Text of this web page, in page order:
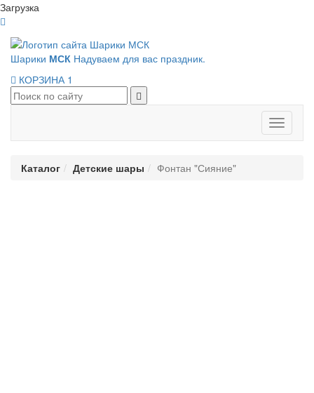
Загрузка
Шарики МСК Надуваем для вас праздник.
КОРЗИНА 1
Панель
Каталог Детские шары Фонтан "Сияние"